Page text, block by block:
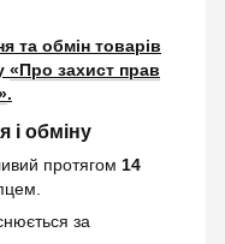
та обмін товарів
«Про захист прав
.
і обміну
протягом 14
за